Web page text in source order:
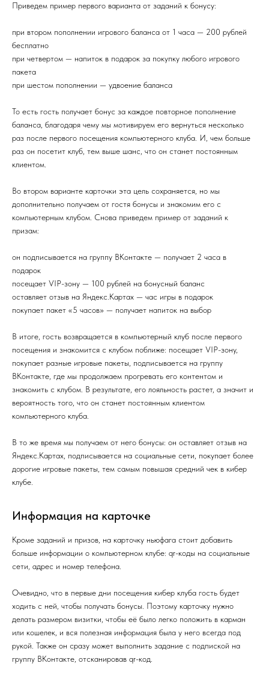
Приведем пример первого варианта от заданий к бонусу:
при втором пополнении игрового баланса от 1 часа — 200 рублей
бесплатно
при четвертом — напиток в подарок за покупку любого игрового
пакета
при шестом пополнении — удвоение баланса
То есть гость получает бонус за каждое повторное пополнение
баланса, благодаря чему мы мотивируем его вернуться несколько
раз после первого посещения компьютерного клуба. И, чем больше
раз он посетит клуб, тем выше шанс, что он станет постоянным
клиентом.
Во втором варианте карточки эта цель сохраняется, но мы
дополнительно получаем от гостя бонусы и знакомим его с
компьютерным клубом. Снова приведем пример от заданий к
призам:
он подписывается на группу ВКонтакте — получает 2 часа в
подарок
посещает VIP-зону — 100 рублей на бонусный баланс
оставляет отзыв на Яндекс.Картах — час игры в подарок
покупает пакет «5 часов» — получает напиток на выбор
В итоге, гость возвращается в компьютерный клуб после первого
посещения и знакомится с клубом поближе: посещает VIP-зону,
покупает разные игровые пакеты, подписывается на группу
ВКонтакте, где мы продолжаем прогревать его контентом и
знакомить с клубом. В результате, его лояльность растет, а значит и
вероятность того, что он станет постоянным клиентом
компьютерного клуба.
В то же время мы получаем от него бонусы: он оставляет отзыв на
Яндекс.Картах, подписывается на социальные сети, покупает более
дорогие игровые пакеты, тем самым повышая средний чек в кибер
клубе.
Информация на карточке
Кроме заданий и призов, на карточку ньюфага стоит добавить
больше информации о компьютерном клубе: qr-коды на социальные
сети, адрес и номер телефона.
Очевидно, что в первые дни посещения кибер клуба гость будет
ходить с ней, чтобы получать бонусы. Поэтому карточку нужно
делать размером визитки, чтобы её было легко положить в карман
или кошелек, и вся полезная информация была у него всегда под
рукой. Также он сразу может выполнить задание с подпиской на
группу ВКонтакте, отсканировав qr-код.